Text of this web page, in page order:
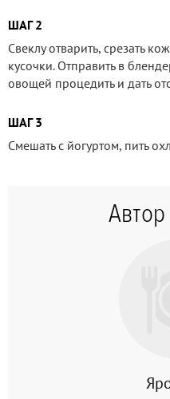
ШАГ 2
Свеклу отварить, срезать
кусочки. Отправить в
овощей процедить и дать
ШАГ 3
Смешать с йогуртом, пить